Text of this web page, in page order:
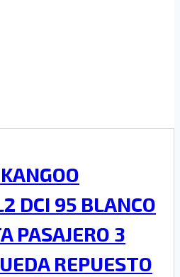
DCI 95 BLANCO
PASAJERO 3
REPUESTO